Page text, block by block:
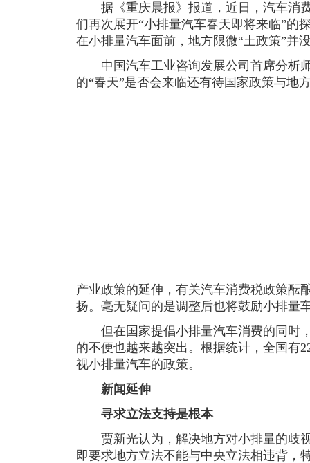
据《重庆晨报》报道，近日，汽车消
们再次展开“小排量汽车春天即将来临”的
在小排量汽车面前，地方限微“土政策”并
中国汽车工业咨询发展公司首席分析
的“春天”是否会来临还有待国家政策与地
产业政策的延伸，有关汽车消费税政策酝
扬。毫无疑问的是调整后也将鼓励小排量
但在国家提倡小排量汽车消费的同时
的不便也越来越突出。根据统计，全国有
视小排量汽车的政策。
新闻延伸
寻求立法支持是根本
贾新光认为，解决地方对小排量的歧
即要求地方立法不能与中央立法相违背，